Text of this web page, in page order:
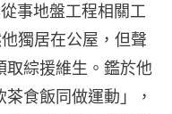
事地盤工程相關工
獨居在公屋，但聲
取綜援維生。鑑於他
食飯同做運動」，